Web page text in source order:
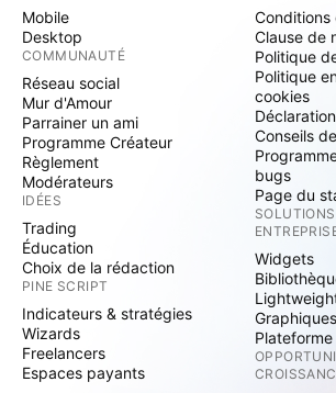
Mobile
Desktop
COMMUNAUTÉ
Réseau social
Mur d'Amour
Parrainer un ami
Programme Créateur
Règlement
Modérateurs
IDÉES
Trading
Éducation
Choix de la rédaction
PINE SCRIPT
Indicateurs & stratégies
Wizards
Freelancers
Espaces payants
Conditions
Clause de
Politique
Politique
cookies
Conseils
bugs
Page du
Widgets